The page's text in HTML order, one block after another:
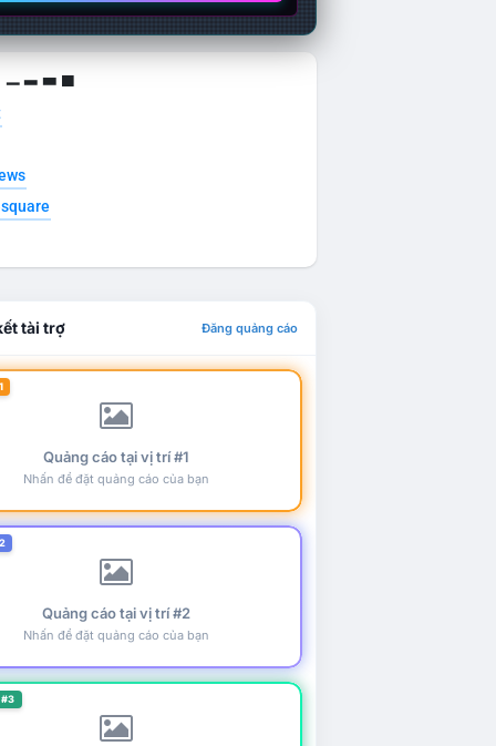
▁ ▂ ▃ ▄
tài trợ Đăng quảng cáo
Quảng cáo tại vị trí #1
Nhấn để đặt quảng cáo của bạn
Quảng cáo tại vị trí #2
Nhấn để đặt quảng cáo của bạn